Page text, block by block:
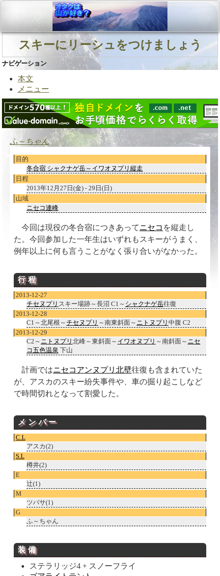
スキーにリーシュをつけましょう
ナビゲーション
本文
メニュー
ふ～ちゃん
目的
冬合宿 シャクナゲ岳～イワオヌプリ縦走
日程
2013年12月27日(金) - 29日(日)
山域
ニセコ連峰
今回は現役の冬合宿につきあってニセコ を縦走し
た。今回参加した一年生はいずれもスキーがうまく、
例年以上に何も言うことがなく張り合いがなかった。
行程
2013-12-27
チセヌプリ スキー場跡～長沼 C1～ シャクナゲ岳往復
2013-12-28
C1～北尾根～ チセヌプリ ～南東斜面～ ニトヌプリ 中腹 C2
2013-12-29
C2～ ニトヌプリ 北峰～東斜面～ イワオヌプリ ～南斜面～ ニセ
コ五色温泉 下山
計画ではニセコアンヌプリ北壁往復も含まれていた
が、アスカのスキー紛失事件や、車の掘り起こしなど
で時間切れとなって割愛した。
メンバー
C.L
アスカ(2)
S.L
樽井(2)
E
辻(1)
M
ツバサ(1)
G
ふ～ちゃん
装備
ステラリッジ4 + スノーフライ